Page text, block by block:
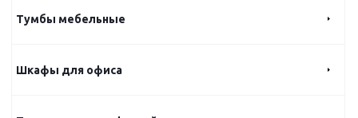
Тумбы мебельные
Шкафы для офиса